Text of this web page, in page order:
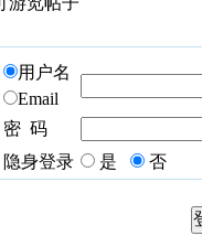
用户名
Email
密 码
隐身登录
是 否